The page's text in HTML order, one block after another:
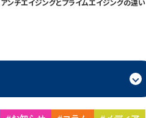
アンチエイジングとプライムエイジングの違い